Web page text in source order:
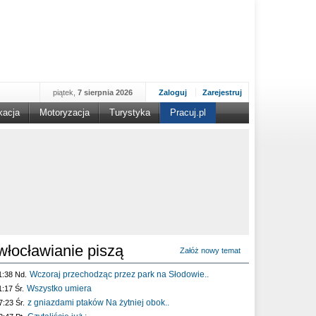
Zaloguj Zarejestruj
piątek, 7 sierpnia 2026
Motoryzacja Turystyka Pracuj.pl
piszą Załóż nowy temat
Nd. Wczoraj przechodząc przez park na Słodowie..
Śr. Wszystko umiera
Śr. z gniazdami ptaków Na żytniej obok..